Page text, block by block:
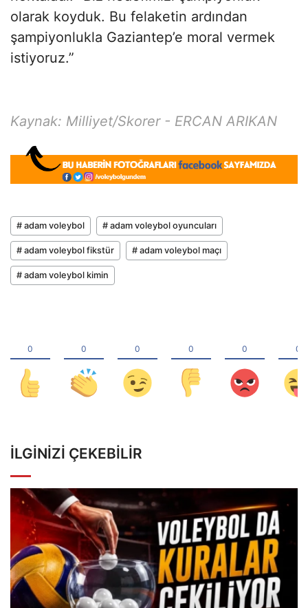
olarak koyduk. Bu felaketin ardından
şampiyonlukla Gaziantep’e moral vermek
istiyoruz.”
Kaynak: Milliyet/Skorer - ERCAN ARIKAN
# adam voleybol # adam voleybol oyuncuları
# adam voleybol fikstür # adam voleybol maçı
# adam voleybol kimin
İLGINIZI ÇEKEBILIR